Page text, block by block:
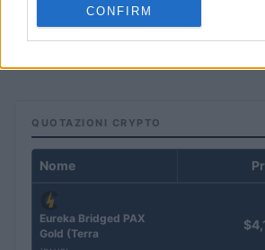
CONFIRM
Manutenzione stradale: i piani di Milano e
Emilia-Romagna per il 2026-2027
QUOTAZIONI CRYPTO
Nome
Eureka Bridged PAX
Gold (Terra